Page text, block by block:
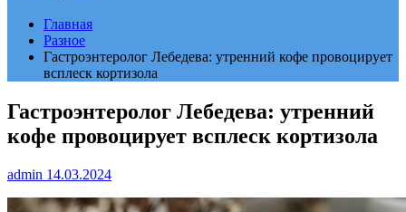
Главная
Разное
Гастроэнтеролог Лебедева: утренний кофе провоцирует
всплеск кортизола
Гастроэнтеролог Лебедева: утренний
кофе провоцирует всплеск кортизола
admin 14.03.2024